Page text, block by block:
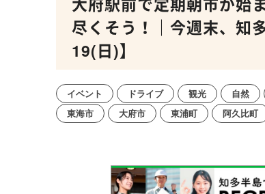
尽くそう！｜今週末、知
19(日)】
イベント ドライブ 観光 自然
東海市
大府市 東浦町 阿久比町